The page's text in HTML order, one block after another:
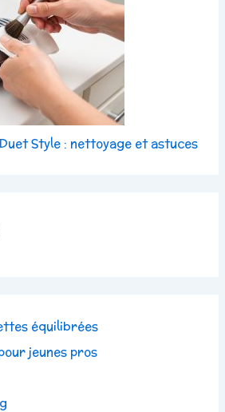
Style : nettoyage et astuces
équilibrées
jeunes pros